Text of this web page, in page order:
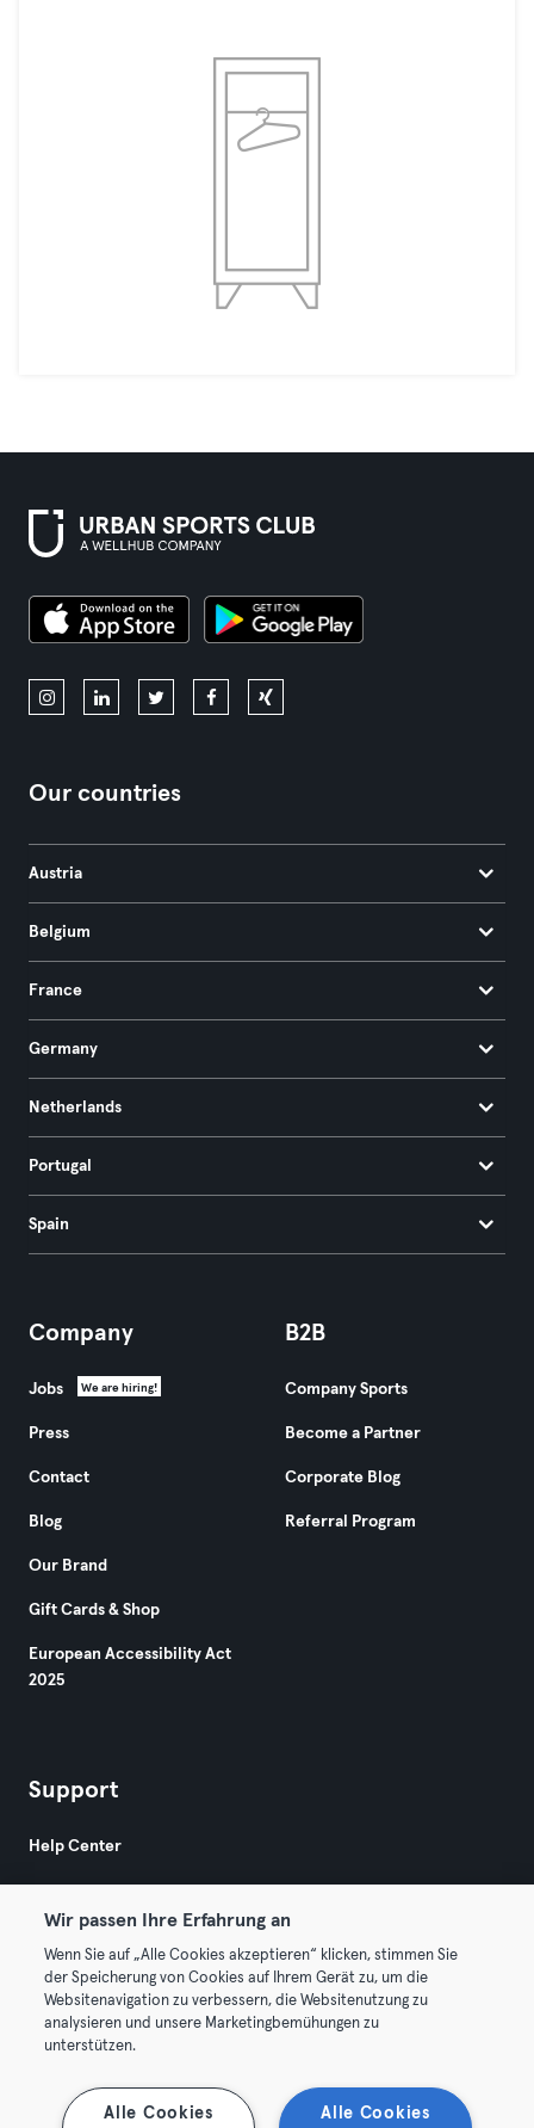
Our countries
Austria
Belgium
France
Germany
Netherlands
Portugal
Spain
Company
Jobs We are hiring!
Press
Contact
Blog
Our Brand
Gift Cards & Shop
European Accessibility Act
2025
B2B
Company Sports
Become a Partner
Corporate Blog
Referral Program
Support
Help Center
© 2026 Urban Sports Group GmbH. All rights reserved.
Terms & Conditions
Terminate contracts here Withdraw contracts here
Wir passen Ihre Erfahrung an
Wenn Sie auf „Alle Cookies akzeptieren“ klicken, stimmen Sie
der Speicherung von Cookies auf Ihrem Gerät zu, um die
Websitenavigation zu verbessern, die Websitenutzung zu
analysieren und unsere Marketingbemühungen zu
unterstützen.
Alle Cookies
Alle Cookies